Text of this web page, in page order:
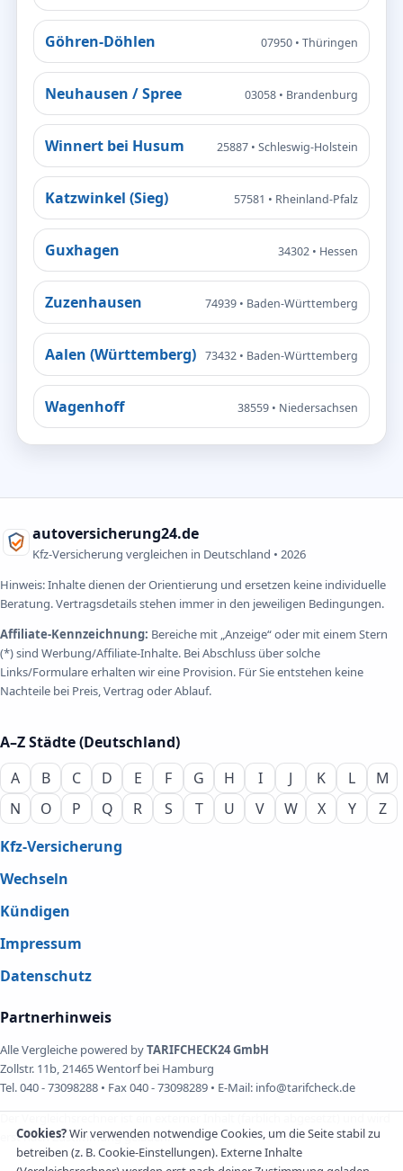
Göhren-Döhlen 07950 • Thüringen
Neuhausen / Spree 03058 • Brandenburg
Winnert bei Husum 25887 • Schleswig-Holstein
Katzwinkel (Sieg) 57581 • Rheinland-Pfalz
Guxhagen 34302 • Hessen
Zuzenhausen 74939 • Baden-Württemberg
Aalen (Württemberg) 73432 • Baden-Württemberg
Wagenhoff 38559 • Niedersachsen
autoversicherung24.de
Kfz-Versicherung vergleichen in Deutschland • 2026
Hinweis: Inhalte dienen der Orientierung und ersetzen keine individuelle
Beratung. Vertragsdetails stehen immer in den jeweiligen Bedingungen.
Affiliate-Kennzeichnung: Bereiche mit „Anzeige“ oder mit einem Stern
(*) sind Werbung/Affiliate-Inhalte. Bei Abschluss über solche
Links/Formulare erhalten wir eine Provision. Für Sie entstehen keine
Nachteile bei Preis, Vertrag oder Ablauf.
A–Z Städte (Deutschland)
A
B C D E F G H I J K L
M
N
O P Q R S T U V W X Y
Z
Kfz-Versicherung
Wechseln
Kündigen
Impressum
Datenschutz
Partnerhinweis
Alle Vergleiche powered byTARIFCHECK24 GmbH
Zollstr. 11b, 21465 Wentorf bei Hamburg
Tel. 040 - 73098288 • Fax 040 - 73098289 • E-Mail: info@tarifcheck.de
erst nach Zustimmung geladen.
Cookies?Wir verwenden notwendige Cookies, um die Seite stabil zu
betreiben (z. B. Cookie-Einstellungen). Externe Inhalte